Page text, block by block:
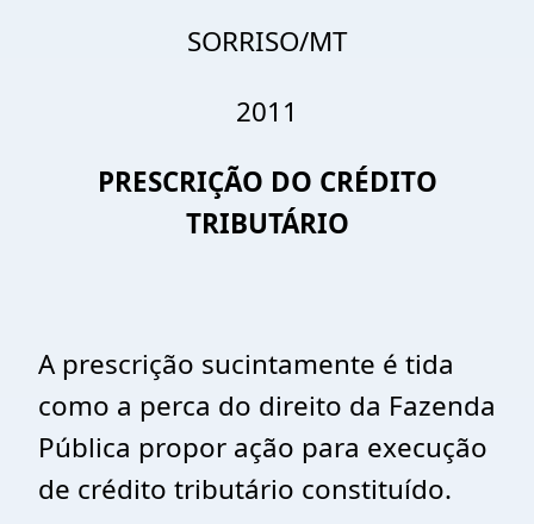
SORRISO/MT
2011
PRESCRIÇÃO DO CRÉDITO
TRIBUTÁRIO
A prescrição sucintamente é tida
como a perca do direito da Fazenda
Pública propor ação para execução
de crédito tributário constituído.